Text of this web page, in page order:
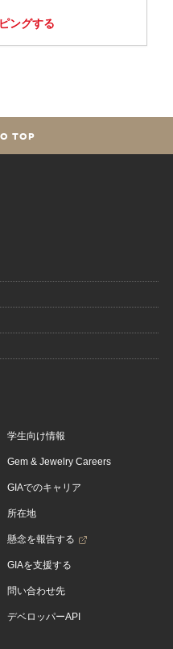
ングする
TOP
学生向け情報
Gem & Jewelry Careers
GIAでのキャリア
所在地
懸念を報告する
GIAを支援する
問い合わせ先
デベロッパーAPI